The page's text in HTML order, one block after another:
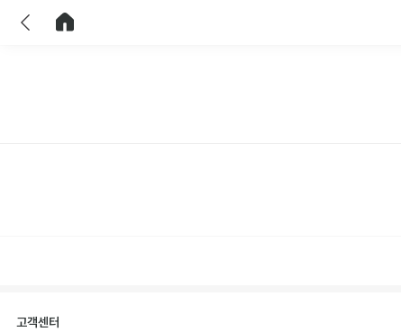
고객센터